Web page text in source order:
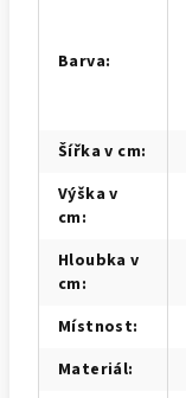
Barva:
Šířka v cm:
Výška v
cm:
Hloubka v
cm:
Místnost:
Materiál: